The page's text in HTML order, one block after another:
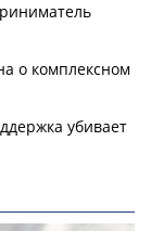
о комплексном
убивает